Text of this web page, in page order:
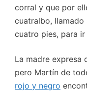
corral y que por
cuatralbo,
cuatro pies, para
La madre expresa
pero Martín de
rojo y negro